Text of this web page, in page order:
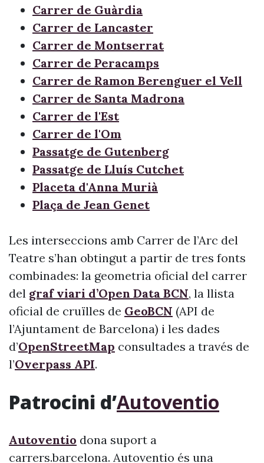
Carrer de Guàrdia
Carrer de Lancaster
Carrer de Montserrat
Carrer de Peracamps
Carrer de Ramon Berenguer el Vell
Carrer de Santa Madrona
Carrer de l'Est
Carrer de l'Om
Passatge de Gutenberg
Passatge de Lluís Cutchet
Placeta d'Anna Murià
Plaça de Jean Genet
Les interseccions amb Carrer de l’Arc del
Teatre s’han obtingut a partir de tres fonts
combinades: la geometria oficial del carrer
del graf viari d’Open Data BCN, la llista
oficial de cruïlles de GeoBCN (API de
l’Ajuntament de Barcelona) i les dades
d’OpenStreetMap consultades a través de
l’Overpass API.
Patrocini d’Autoventio
Autoventio dona suport a
carrers.barcelona. Autoventio és una